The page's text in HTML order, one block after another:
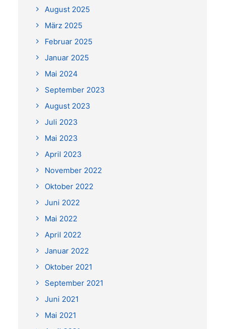
August 2025
März 2025
Februar 2025
Januar 2025
Mai 2024
September 2023
August 2023
Juli 2023
Mai 2023
April 2023
November 2022
Oktober 2022
Juni 2022
Mai 2022
April 2022
Januar 2022
Oktober 2021
September 2021
Juni 2021
Mai 2021